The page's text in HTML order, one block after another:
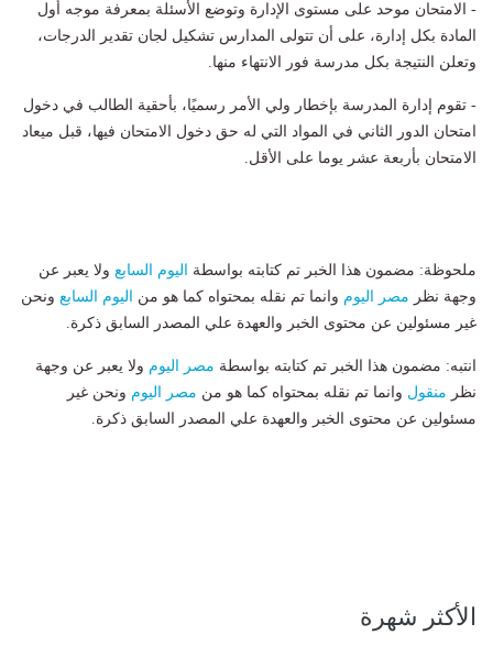
- الامتحان موحد على مستوى الإدارة وتوضع الأسئلة بمعرفة موجه أول
المادة بكل إدارة، على أن تتولى المدارس تشكيل لجان تقدير الدرجات،
وتعلن النتيجة بكل مدرسة فور الانتهاء منها.
- تقوم إدارة المدرسة بإخطار ولي الأمر رسميًا، بأحقية الطالب في دخول
امتحان الدور الثاني في المواد التي له حق دخول الامتحان فيها، قبل ميعاد
الامتحان بأربعة عشر يوما على الأقل.
ملحوظة: مضمون هذا الخبر تم كتابته بواسطة اليوم السابع ولا يعبر عن
وجهة نظر مصر اليوم وانما تم نقله بمحتواه كما هو من اليوم السابع ونحن
غير مسئولين عن محتوى الخبر والعهدة علي المصدر السابق ذكرة.
انتبه: مضمون هذا الخبر تم كتابته بواسطة مصر اليوم ولا يعبر عن وجهة
نظر منقول وانما تم نقله بمحتواه كما هو من مصر اليوم ونحن غير
مسئولين عن محتوى الخبر والعهدة علي المصدر السابق ذكرة.
الأكثر شهرة